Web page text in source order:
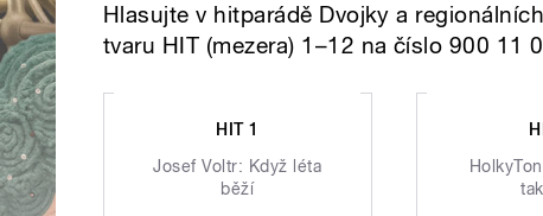
Hlasujte v hitparádě Dvojky a
tvaru HIT (mezera) 1–12 na číslo 900 11
HIT 1
Josef Voltr: Když léta
běží